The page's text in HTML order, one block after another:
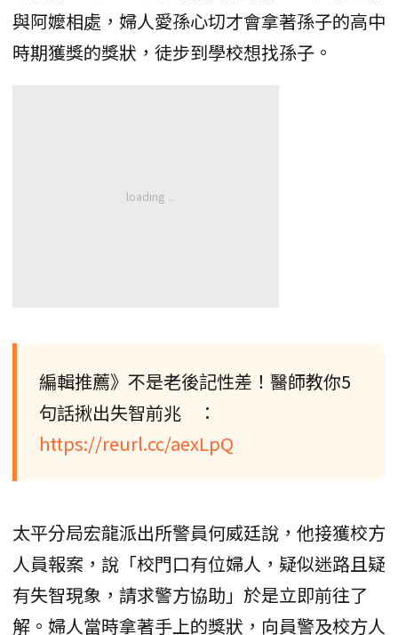
與阿嬤相處，婦人愛孫心切才會拿著孫子的高中
時期獲獎的獎狀，徒步到學校想找孫子。
編輯推薦》不是老後記性差！醫師教你5
句話揪出失智前兆 ：
https://reurl.cc/aexLpQ
太平分局宏龍派出所警員何威廷說，他接獲校方
人員報案，說「校門口有位婦人，疑似迷路且疑
有失智現象，請求警方協助」於是立即前往了
解。婦人當時拿著手上的獎狀，向員警及校方人